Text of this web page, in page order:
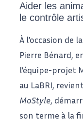
Aider les
le contrôle
À l’occasion de
Pierre Bénard,
l’équipe-projet
au LaBRI,
MoStyle,
son terme à la